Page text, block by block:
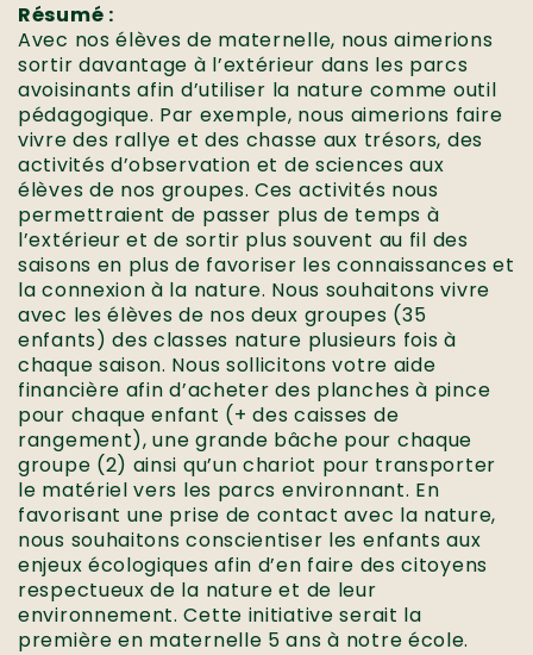
Résumé :
Avec nos élèves de maternelle, nous aimerions
sortir davantage à l’extérieur dans les parcs
avoisinants afin d’utiliser la nature comme outil
pédagogique. Par exemple, nous aimerions faire
vivre des rallye et des chasse aux trésors, des
activités d’observation et de sciences aux
élèves de nos groupes. Ces activités nous
permettraient de passer plus de temps à
l’extérieur et de sortir plus souvent au fil des
saisons en plus de favoriser les connaissances et
la connexion à la nature. Nous souhaitons vivre
avec les élèves de nos deux groupes (35
enfants) des classes nature plusieurs fois à
chaque saison. Nous sollicitons votre aide
financière afin d’acheter des planches à pince
pour chaque enfant (+ des caisses de
rangement), une grande bâche pour chaque
groupe (2) ainsi qu’un chariot pour transporter
le matériel vers les parcs environnant. En
favorisant une prise de contact avec la nature,
nous souhaitons conscientiser les enfants aux
enjeux écologiques afin d’en faire des citoyens
respectueux de la nature et de leur
environnement. Cette initiative serait la
première en maternelle 5 ans à notre école.